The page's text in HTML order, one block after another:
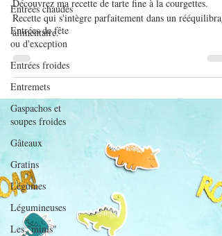
Entrées chaudes
Entrées de fête
ou d'exception
Entrées froides
Entremets
Gaspachos et
soupes froides
Gâteaux
Gratins
Légumes
Légumineuses
Les "minis"
Tarte fine à la courgette
Découvrez ma recette de tarte fine à la courgettes.
Recette qui s'intègre parfaitement dans un
alimentaire.